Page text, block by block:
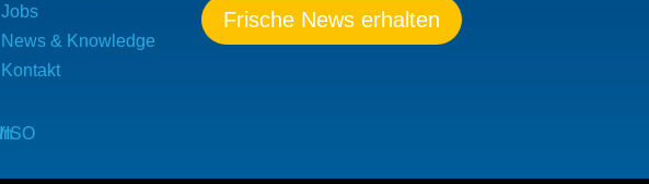
Jobs
News & Knowledge
Kontakt
Frische News erhalten